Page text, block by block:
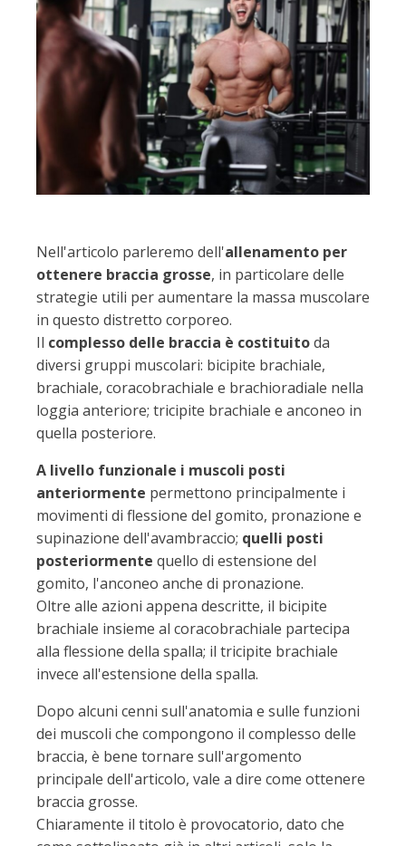
Nell'articolo parleremo dell'allenamento per
ottenere braccia grosse, in particolare delle
strategie utili per aumentare la massa muscolare
in questo distretto corporeo.
Il complesso delle braccia è costituitoda
diversi gruppi muscolari: bicipite brachiale,
brachiale, coracobrachiale e brachioradiale nella
loggia anteriore; tricipite brachiale e anconeo in
quella posteriore.
A livello funzionale i muscoli posti
anteriormente permettono principalmente i
movimenti di flessione del gomito, pronazione e
supinazione dell'avambraccio; quelli posti
posteriormente quello di estensione del
gomito, l'anconeo anche di pronazione.
Oltre alle azioni appena descritte, il bicipite
brachiale insieme al coracobrachiale partecipa
alla flessione della spalla; il tricipite brachiale
invece all'estensione della spalla.
Dopo alcuni cenni sull'anatomia e sulle funzioni
dei muscoli che compongono il complesso delle
braccia, è bene tornare sull'argomento
principale dell'articolo, vale a dire come ottenere
braccia grosse.
Chiaramente il titolo è provocatorio, dato che